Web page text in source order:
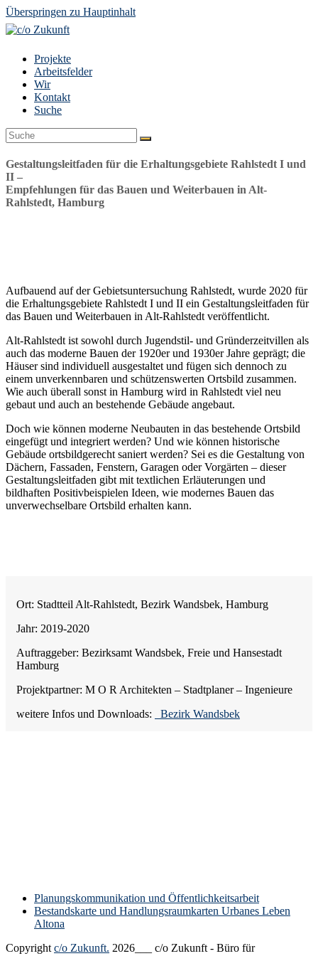
Überspringen zu Hauptinhalt
Projekte
Arbeitsfelder
Wir
Kontakt
Suche
Suche
Senden
Gestaltungsleitfaden für die Erhaltungsgebiete Rahlstedt I und
II –
Empfehlungen für das Bauen und Weiterbauen in Alt-
Rahlstedt, Hamburg
Aufbauend auf der Gebietsuntersuchung Rahlstedt, wurde 2020 für
die Erhaltungsgebiete Rahlstedt I und II ein Gestaltungsleitfaden für
das Bauen und Weiterbauen in Alt-Rahlstedt veröffentlicht.
Alt-Rahlstedt ist sowohl durch Jugendstil- und Gründerzeitvillen als
auch das moderne Bauen der 1920er und 1930er Jahre geprägt; die
Häuser sind individuell ausgestaltet und fügen sich dennoch zu
einem unverkennbaren und schützenswerten Ortsbild zusammen.
Wie auch überall sonst in Hamburg wird in Rahlstedt viel neu
gebaut und auch an bestehende Gebäude angebaut.
Doch wie können moderne Neubauten in das bestehende Ortsbild
eingefügt und integriert werden? Und wie können historische
Gebäude ortsbildgerecht saniert werden? Sei es die Gestaltung von
Dächern, Fassa­den, Fenstern, Garagen oder Vorgärten – dieser
Gestaltungsleitfaden gibt mit textlichen Erläuterungen und
bildhaften Positivbeispielen Ideen, wie modernes Bauen das
unverwechselbare Ortsbild erhalten kann.
Ort: Stadtteil Alt-Rahlstedt, Bezirk Wandsbek, Hamburg
Jahr: 2019-2020
Auftraggeber: Bezirksamt Wandsbek, Freie und Hansestadt
Hamburg
Projektpartner: M O R Architekten – Stadtplaner – Ingenieure
weitere Infos und Downloads:
Bezirk Wandsbek
vorheriger
Beitrag:
Planungskommunikation und Öffentlichkeitsarbeit
Nächster
Beitrag:
Bestandskarte und Handlungsraumkarten Urbanes Leben
Altona
Copyright c/o Zukunft. 2026___ c/o Zukunft - Büro für